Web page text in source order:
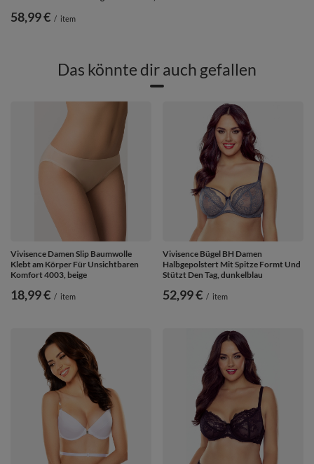
58,99 € / item
Das könnte dir auch gefallen
Vivisence Damen Slip Baumwolle
Klebt am Körper Für Unsichtbaren
Komfort 4003, beige
18,99 € / item
Vivisence Bügel BH Damen
Halbgepolstert Mit Spitze Formt Und
Stützt Den Tag, dunkelblau
52,99 € / item